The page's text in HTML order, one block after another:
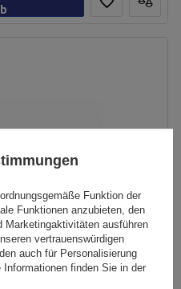
Funktion der
Funktionen anzubieten, den
Marketingaktivitäten ausführen
vertrauenswürdigen
auch für Personalisierung
finden Sie in der